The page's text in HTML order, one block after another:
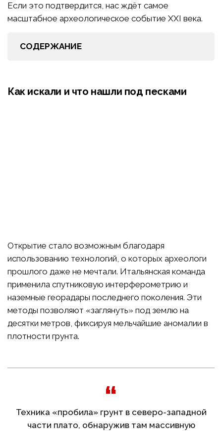
Если это подтвердится, нас ждёт самое
масштабное археологическое событие XXI века.
СОДЕРЖАНИЕ
Как искали и что нашли под песками
Открытие стало возможным благодаря
использованию технологий, о которых археологи
прошлого даже не мечтали. Итальянская команда
применила спутниковую интерферометрию и
наземные георадары последнего поколения. Эти
методы позволяют «заглянуть» под землю на
десятки метров, фиксируя мельчайшие аномалии в
плотности грунта.
Техника «пробила» грунт в северо-западной
части плато, обнаружив там массивную